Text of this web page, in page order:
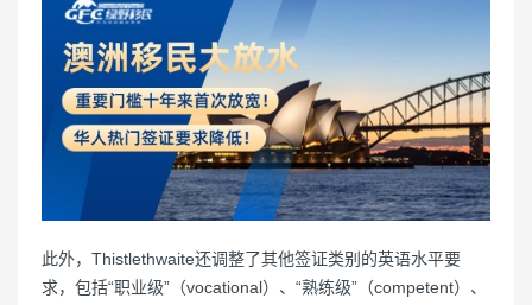
此外，Thistlethwaite还调整了其他签证类别的英语水平要
求，包括“职业级”（vocational）、“熟练级”（competent）、